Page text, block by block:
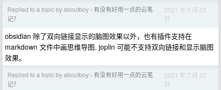
Replied to a topic by aboutboy › 有没有好用一点的云笔
记？
2021 年 7 月 22
日
obsidian 除了双向链接显示的脑图效果以外，也有插件支持在
markdown 文件中画思维导图. joplin 可能不支持双向链接和显示脑图
效果。
Replied to a topic by aboutboy › 有没有好用一点的云笔
记？
2021 年 7 月 22
日